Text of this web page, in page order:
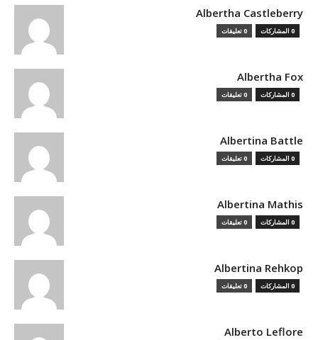
Albertha Castleberry
0 المشاركات 0 تعليقات
Albertha Fox
0 المشاركات 0 تعليقات
Albertina Battle
0 المشاركات 0 تعليقات
Albertina Mathis
0 المشاركات 0 تعليقات
Albertina Rehkop
0 المشاركات 0 تعليقات
Alberto Leflore